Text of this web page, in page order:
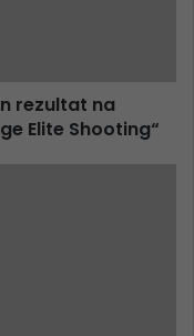
rezultat na
Elite Shooting“